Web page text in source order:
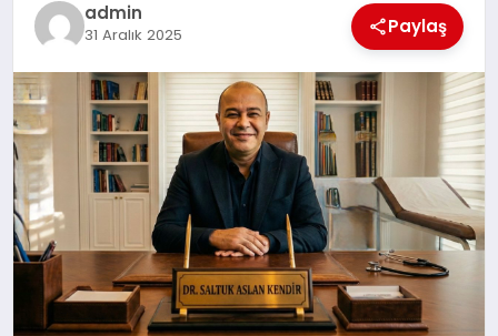
admin
31 Aralık 2025 Paylaş